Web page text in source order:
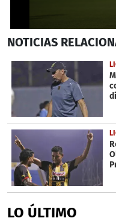
seconds
46
NOTICIAS
LO ÚLTIMO